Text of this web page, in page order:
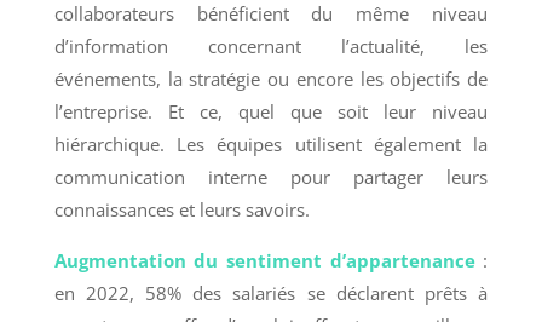
collaborateurs bénéficient du même niveau
d’information concernant l’actualité, les
événements, la stratégie ou encore les objectifs de
l’entreprise. Et ce, quel que soit leur niveau
hiérarchique. Les équipes utilisent également la
communication interne pour partager leurs
connaissances et leurs savoirs.
Augmentation du sentiment d’appartenance :
en 2022, 58% des salariés se déclarent prêts à